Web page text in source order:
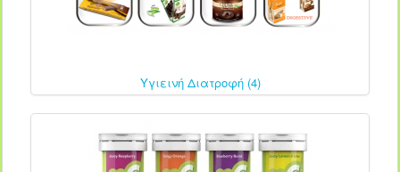
Υγιεινή Διατροφή (4)